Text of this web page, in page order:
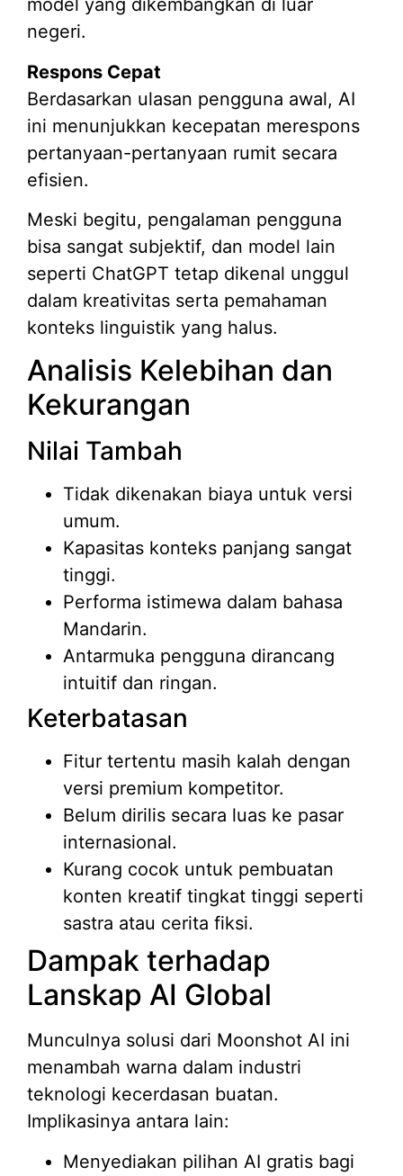
model yang dikembangkan di luar
negeri.
Respons Cepat
Berdasarkan ulasan pengguna awal, AI
ini menunjukkan kecepatan merespons
pertanyaan-pertanyaan rumit secara
efisien.
Meski begitu, pengalaman pengguna
bisa sangat subjektif, dan model lain
seperti ChatGPT tetap dikenal unggul
dalam kreativitas serta pemahaman
konteks linguistik yang halus.
Analisis Kelebihan dan
Kekurangan
Nilai Tambah
Tidak dikenakan biaya untuk versi
umum.
Kapasitas konteks panjang sangat
tinggi.
Performa istimewa dalam bahasa
Mandarin.
Antarmuka pengguna dirancang
intuitif dan ringan.
Keterbatasan
Fitur tertentu masih kalah dengan
versi premium kompetitor.
Belum dirilis secara luas ke pasar
internasional.
Kurang cocok untuk pembuatan
konten kreatif tingkat tinggi seperti
sastra atau cerita fiksi.
Dampak terhadap
Lanskap AI Global
Munculnya solusi dari Moonshot AI ini
menambah warna dalam industri
teknologi kecerdasan buatan.
Implikasinya antara lain:
Menyediakan pilihan AI gratis bagi